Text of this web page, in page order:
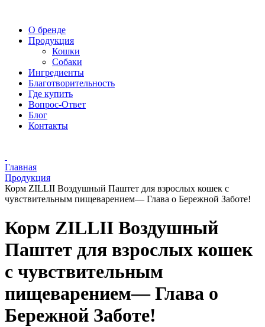
О бренде
Продукция
Кошки
Собаки
Ингредиенты
Благотворительность
Где купить
Вопрос-Ответ
Блог
Контакты
Главная
Продукция
Корм ZILLII Воздушный Паштет для взрослых кошек с
чувствительным пищеварением— Глава о Бережной Заботе!
Корм ZILLII Воздушный
Паштет для взрослых кошек
с чувствительным
пищеварением— Глава о
Бережной Заботе!